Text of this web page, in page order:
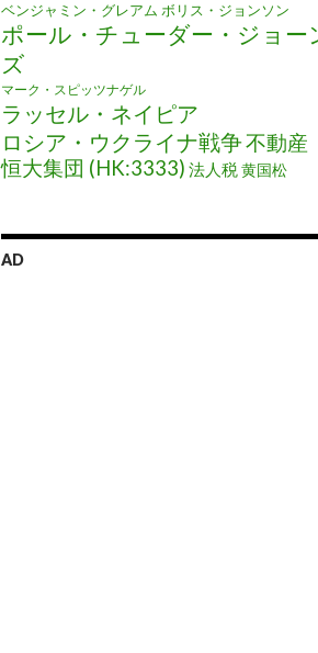
ベンジャミン・グレアム ボリス・ジョンソン
ポール・チューダー・ジョー
ズ
マーク・スピッツナゲル
ラッセル・ネイピア
ロシア・ウクライナ戦争不動産
恒大集団 (HK:3333) 法人税黄国松
AD